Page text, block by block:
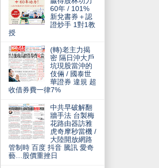
60年 / 101%
新兌書券＋認
證炒手 1對1教
授
(轉)老主力揭
密 隔日沖大戶
坑現股當沖的
伎倆 / 國泰世
華證券 違規 超
收借券費一律7%
中共早破解翻
牆手法 台製梅
花路由器訪雅
虎奇摩秒當機 /
大陸開放網路
管制時 百度 抖音 騰訊 愛奇
藝…股價重挫日